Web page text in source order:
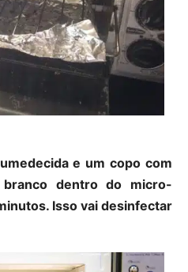
e um copo com
dentro do micro-
Isso vai desinfectar